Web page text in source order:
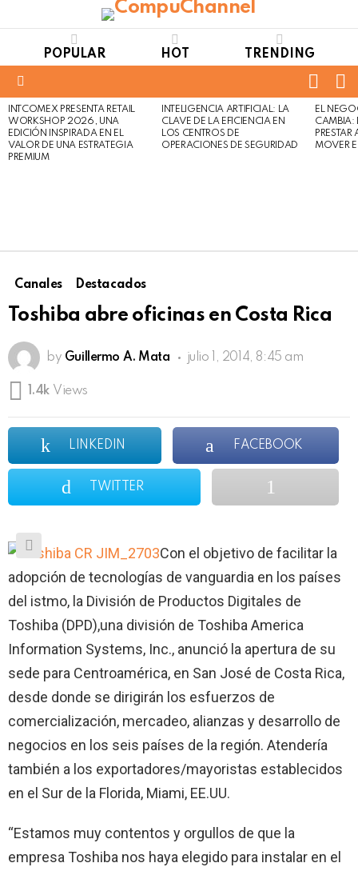
POPULAR HOT TRENDING
LATEST
STORIES
INTCOMEX PRESENTA RETAIL
WORKSHOP 2026, UNA
EDICIÓN INSPIRADA EN EL
VALOR DE UNA ESTRATEGIA
PREMIUM
INTELIGENCIA ARTIFICIAL: LA
CLAVE DE LA EFICIENCIA EN
LOS CENTROS DE
OPERACIONES DE SEGURIDAD
EL
CAMBIA:
MOVER
Canales Destacados
Toshiba abre oficinas en Costa Rica
by Guillermo A. Mata julio 1, 2014, 8:45 am
1.4k Views
LINKEDIN FACEBOOK
TWITTER
Con el objetivo de facilitar la
adopción de tecnologías de vanguardia en los países
del istmo, la División de Productos Digitales de
Toshiba (DPD),una división de Toshiba America
Information Systems, Inc., anunció la apertura de su
sede para Centroamérica, en San José de Costa Rica,
desde donde se dirigirán los esfuerzos de
comercialización, mercadeo, alianzas y desarrollo de
negocios en los seis países de la región. Atendería
también a los exportadores/mayoristas establecidos
en el Sur de la Florida, Miami, EE.UU.
“Estamos muy contentos y orgullos de que la
empresa Toshiba nos haya elegido para instalar en el